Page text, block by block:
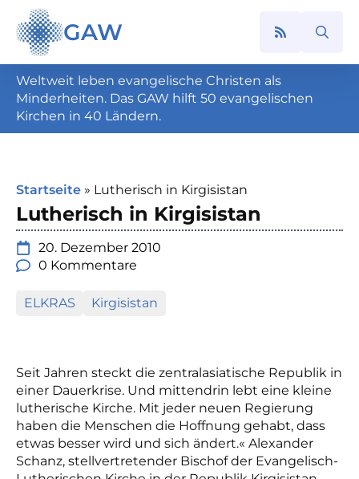
GAW
Search
Weltweit leben evangelische Christen als
Minderheiten. Das GAW hilft 50 evangelischen
Kirchen in 40 Ländern.
Startseite » Lutherisch in Kirgisistan
Lutherisch in Kirgisistan
20. Dezember 2010
0 Kommentare
ELKRAS Kirgisistan
Seit Jahren steckt die zentralasiatische Republik in
einer Dauerkrise. Und mittendrin lebt eine kleine
lutherische Kirche. Mit jeder neuen Regierung
haben die Menschen die Hoffnung gehabt, dass
etwas besser wird und sich ändert.« Alexander
Schanz, stellvertretender Bischof der Evangelisch-